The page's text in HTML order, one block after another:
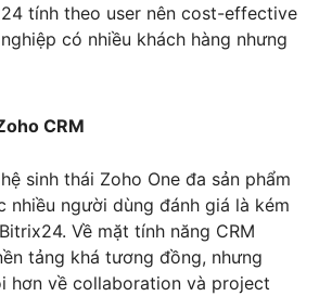
tính theo user nên cost-effective
có nhiều khách hàng nhưng
CRM
sinh thái Zoho One đa sản phẩm
nhiều người dùng đánh giá là kém
Về mặt tính năng CRM
tảng khá tương đồng, nhưng
hơn về collaboration và project